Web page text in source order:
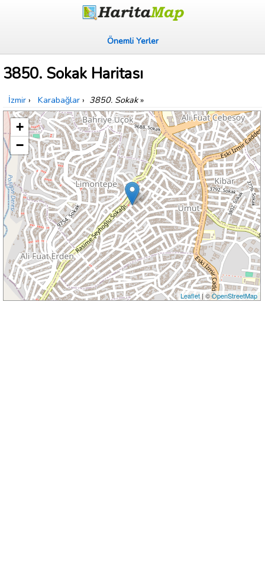
Önemli Yerler
3850. Sokak Haritası
İzmir › Karabağlar › 3850. Sokak»
+
−
Leaflet| ©OpenStreetMap